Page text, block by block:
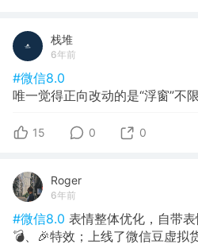
栈堆
6年前
#微信8.0
唯一觉得正向改动的是“浮窗”不
15 0 0
Roger
6年前
#微信8.0 表情整体优化，自带
💣、🎉特效；上线了微信豆虚拟